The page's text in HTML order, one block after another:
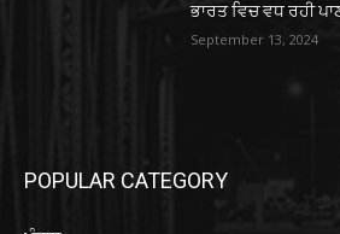
ਭਾਰਤ ਵਿਚ ਵਧ ਰਹੀ
September 13, 2024
POPULAR CATEGORY